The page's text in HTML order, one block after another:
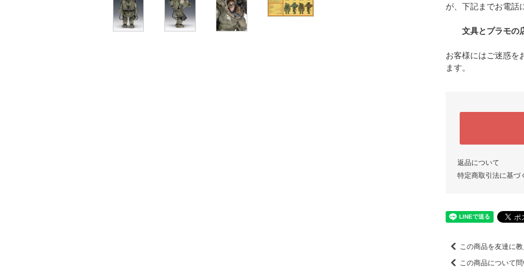
が、下記までお電話
文具とプラモ
お客様にはご迷惑を
ます。
返品について
特定商取引法に基づ
この商品を友達に教
この商品について